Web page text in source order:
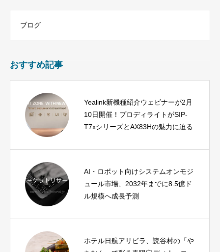
ブログ
おすすめ記事
Yealink新機種紹介ウェビナーが2月
10日開催！プロディライトがSIP-
T7xシリーズとAX83Hの魅力に迫る
AI・ロボット向けシステムオンモジ
ュール市場、2032年までに8.5億ド
ル規模へ成長予測
ホテル日航アリビラ、読谷村の「や